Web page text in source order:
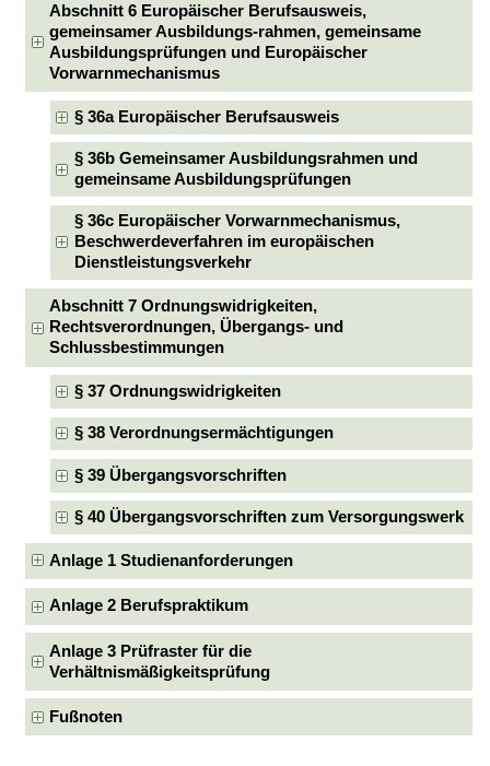
Abschnitt 6 Europäischer Berufsausweis,
gemeinsamer Ausbildungs-rahmen, gemeinsame
Ausbildungsprüfungen und Europäischer
Vorwarnmechanismus
§ 36a Europäischer Berufsausweis
§ 36b Gemeinsamer Ausbildungsrahmen und
gemeinsame Ausbildungsprüfungen
§ 36c Europäischer Vorwarnmechanismus,
Beschwerdeverfahren im europäischen
Dienstleistungsverkehr
Abschnitt 7 Ordnungswidrigkeiten,
Rechtsverordnungen, Übergangs- und
Schlussbestimmungen
§ 37 Ordnungswidrigkeiten
§ 38 Verordnungsermächtigungen
§ 39 Übergangsvorschriften
§ 40 Übergangsvorschriften zum Versorgungswerk
Anlage 1 Studienanforderungen
Anlage 2 Berufspraktikum
Anlage 3 Prüfraster für die
Verhältnismäßigkeitsprüfung
Fußnoten